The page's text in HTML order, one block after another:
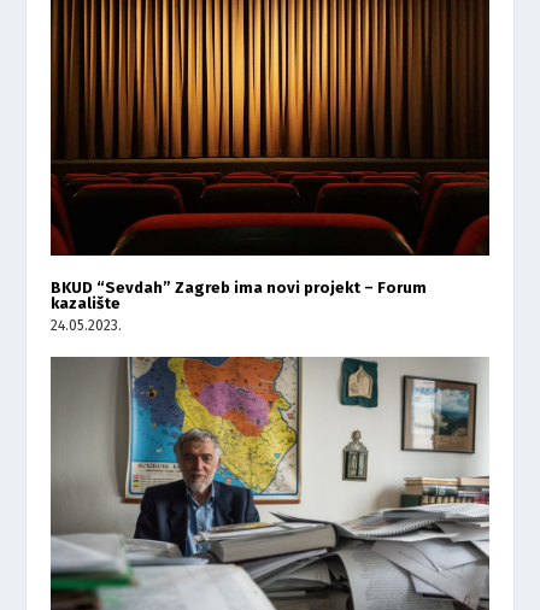
BKUD “Sevdah” Zagreb ima novi projekt – Forum
kazalište
24.05.2023.